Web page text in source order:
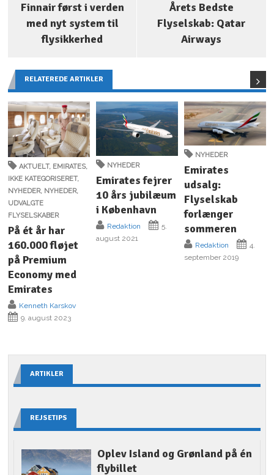
Finnair først i verden
med nyt system til
flysikkerhed
Årets Bedste
Flyselskab: Qatar
Airways
RELATEREDE ARTIKLER
AKTUELT, EMIRATES,
IKKE KATEGORISERET,
NYHEDER, NYHEDER,
UDVALGTE
FLYSELSKABER
På ét år har
160.000 fløjet
på Premium
Economy med
Emirates
Kenneth Karskov
9. august 2023
NYHEDER
Emirates fejrer
10 års jubilæum
i København
Redaktion
5.
august 2021
NYHEDER
Emirates
udsalg:
Flyselskab
forlænger
sommeren
Redaktion
4.
september 2019
ARTIKLER
REJSETIPS
Oplev Island og Grønland på én
flybillet